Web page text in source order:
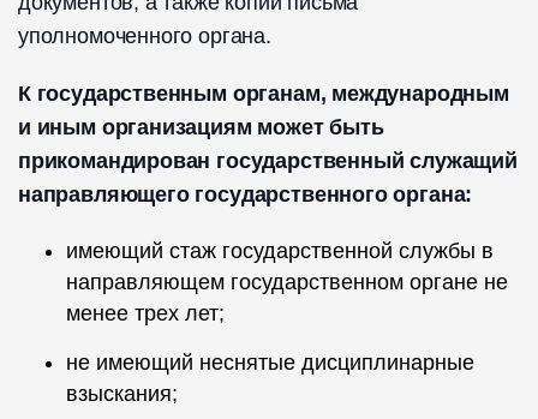
уполномоченного органа.
К государственным органам, международным
и иным организациям может быть
прикомандирован государственный служащий
направляющего государственного органа:
имеющий стаж государственной службы в
направляющем государственном органе не
менее трех лет;
не имеющий неснятые дисциплинарные
взыскания;